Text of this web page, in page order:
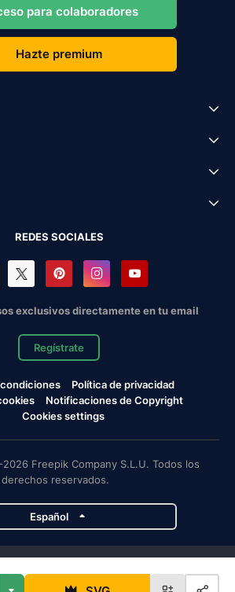
para colaboradores
Hazte premium
REDES SOCIALES
exclusivos directamente en tu email
Regístrate
Política de privacidad
Notificaciones de Copyright
Cookies settings
Freepik Company S.L.U. Todos los
derechos reservados.
Español